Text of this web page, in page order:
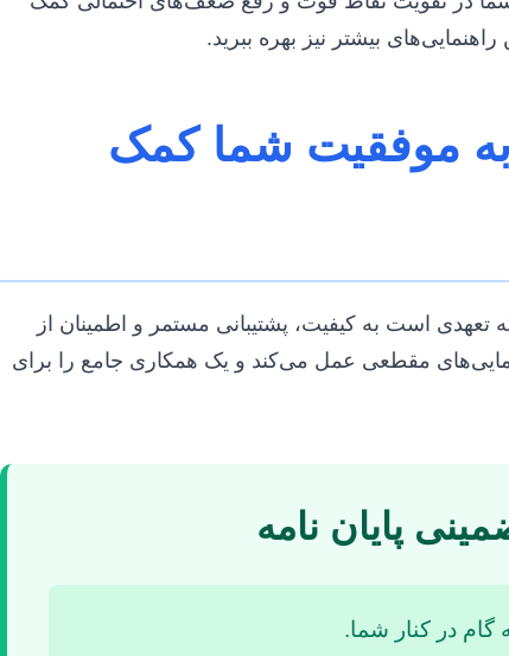
راهنمایی‌های بیشتر نیز بهره ببرید.
موفقیت شما کمک
تعهدی است به کیفیت، پشتیبانی مستمر و اطمینان از
مقطعی عمل می‌کند و یک همکاری جامع را برای
پایان نامه
گام در کنار شما.